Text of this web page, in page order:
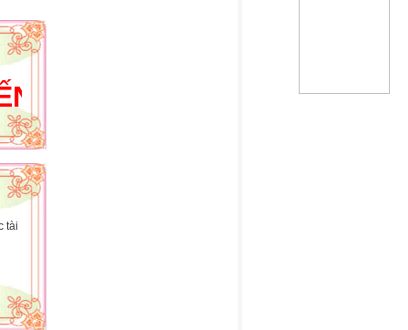
WEBSITE CỦA HOÀNG
tài